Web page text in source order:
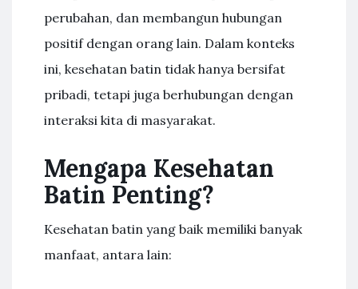
perubahan, dan membangun hubungan
positif dengan orang lain. Dalam konteks
ini, kesehatan batin tidak hanya bersifat
pribadi, tetapi juga berhubungan dengan
interaksi kita di masyarakat.
Mengapa Kesehatan
Batin Penting?
Kesehatan batin yang baik memiliki banyak
manfaat, antara lain: